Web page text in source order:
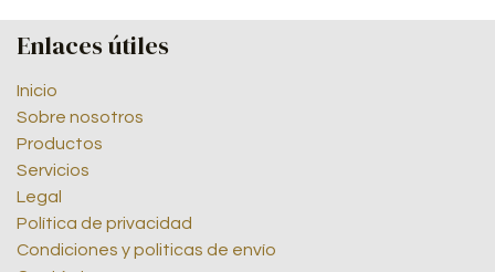
Enlaces útiles
Inicio
Sobre nosotros
Productos
Servicios
Legal
Política de privacidad
Condiciones y politicas de envío